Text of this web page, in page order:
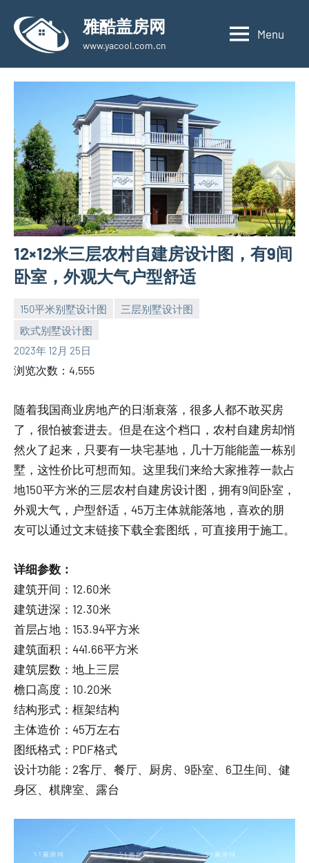
content
雅酷盖房网
www.yacool.com.cn
Menu
12×12米三层农村自建房设计图，有9间
卧室，外观大气户型舒适
150平米别墅设计图
三层别墅设计图
欧式别墅设计图
2023年 12月 25日
yacool
浏览次数：4,555
随着我国商业房地产的日渐衰落，很多人都不敢买房
了，很怕被套进去。但是在这个档口，农村自建房却悄
然火了起来，只要有一块宅基地，几十万能能盖一栋别
墅，这性价比可想而知。这里我们来给大家推荐一款占
地150平方米的三层农村自建房设计图，拥有9间卧室，
外观大气，户型舒适，45万主体就能落地，喜欢的朋
友可以通过文末链接下载全套图纸，可直接用于施工。
详细参数：
建筑开间：12.60米
建筑进深：12.30米
首层占地：153.94平方米
建筑面积：441.66平方米
建筑层数：地上三层
檐口高度：10.20米
结构形式：框架结构
主体造价：45万左右
图纸格式：PDF格式
设计功能：2客厅、餐厅、厨房、9卧室、6卫生间、健
身区、棋牌室、露台